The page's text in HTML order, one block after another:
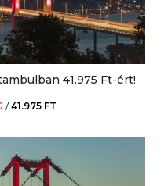
41.975 Ft-ért!
/41.975 FT